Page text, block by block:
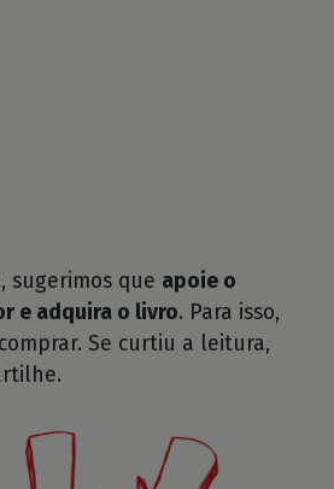
sugerimos que apoie o
e adquira o livro. Para isso,
Se curtiu a leitura,